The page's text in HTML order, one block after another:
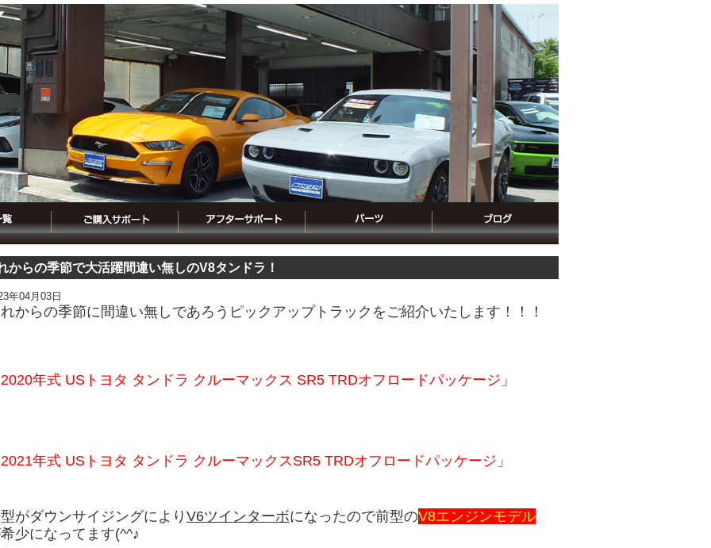
からの季節で大活躍間違い無しのV8タンドラ！
年04月03日
からの季節に間違い無しであろうピックアップトラックをご紹介いたします！！！
2020年式 USトヨタ タンドラ クルーマックス SR5 TRDオフロードパッケージ 」
2021年式 USトヨタ タンドラ クルーマックスSR5 TRDオフロードパッケージ 」
がダウンサイジングにより V6ツインターボになったので前型のV8エンジンモデル
少になってます(^^♪